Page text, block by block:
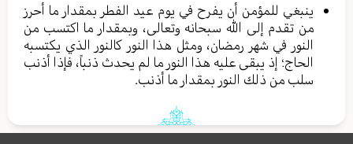
ينبغي للمؤمن أن يفرح في يوم عيد الفطر بمقدار ما أحرز
من تقدم إلى الله سبحانه وتعالى، وبمقدار ما اكتسب من
النور في شهر رمضان، ومثل هذا النور كالنور الذي يكتسبه
الحاج؛ إذ يبقى عليه هذا النور ما لم يحدث ذنباً، فإذا أذنب
سلب من ذلك النور بمقدار ما أذنب.